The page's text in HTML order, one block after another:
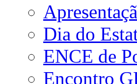
Dia do
ENCE de
Encontro